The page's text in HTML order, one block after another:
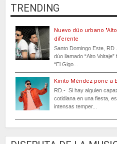
TRENDING
Nuevo dúo urbano
diferente
Santo Domingo Este, RD
dúo llamado “Alto
“El Gigo...
Kinito Méndez pone a
RD.- Si hay alguien
cotidiana en una fiesta,
intensas temper...